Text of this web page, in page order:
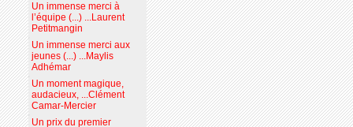
Un immense merci à
l’équipe (...) ...Laurent
Petitmangin
Un immense merci aux
jeunes (...) ...Maylis
Adhémar
Un moment magique,
audacieux, ...Clément
Camar-Mercier
Un prix du premier